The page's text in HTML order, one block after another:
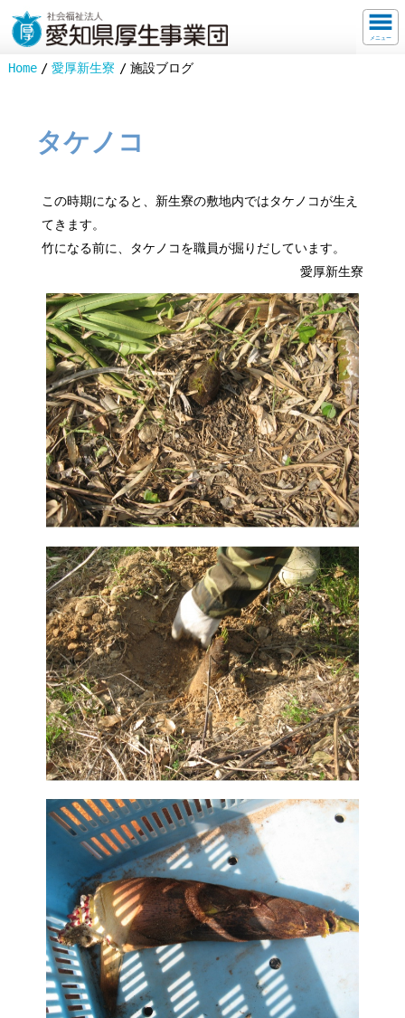
メニュー
Home 愛厚新生寮 施設ブログ
タケノコ
この時期になると、新生寮の敷地内ではタケノコが生え
てきます。
竹になる前に、タケノコを職員が掘りだしています。
愛厚新生寮